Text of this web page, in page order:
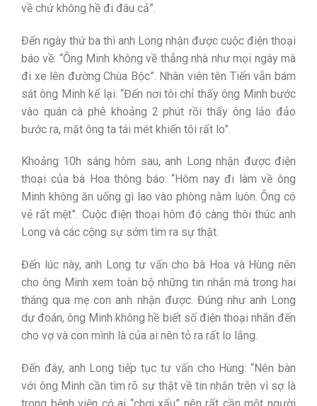
về chứ không hề đi đâu cả”.
Đến ngày thứ ba thì anh Long nhận được cuộc điện thoại
báo về: “Ông Minh không về thẳng nhà như mọi ngày mà
đi xe lên đường Chùa Bộc”. Nhân viên tên Tiến vẫn bám
sát ông Minh kể lại: “Đến nơi tôi chỉ thấy ông Minh bước
vào quán cà phê khoảng 2 phút rồi thấy ông lảo đảo
bước ra, mặt ông ta tái mét khiến tôi rất lo”.
Khoảng 10h sáng hôm sau, anh Long nhận được điện
thoại của bà Hoa thông báo: “Hôm nay đi làm về ông
Minh không ăn uống gì lao vào phòng nằm luôn. Ông có
vẻ rất mệt”. Cuộc điện thoại hôm đó càng thôi thúc anh
Long và các cộng sự sớm tìm ra sự thật.
Đến lúc này, anh Long tư vấn cho bà Hoa và Hùng nên
cho ông Minh xem toàn bộ những tin nhắn mà trong hai
tháng qua mẹ con anh nhận được. Đúng như anh Long
dự đoán, ông Minh không hề biết số điện thoại nhắn đến
cho vợ và con mình là của ai nên tỏ ra rất lo lắng.
Đến đây, anh Long tiếp tục tư vấn cho Hùng: “Nên bàn
với ông Minh cần tìm rõ sự thật về tin nhắn trên vì sợ là